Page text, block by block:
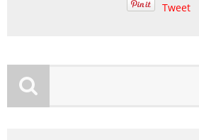
Tweet